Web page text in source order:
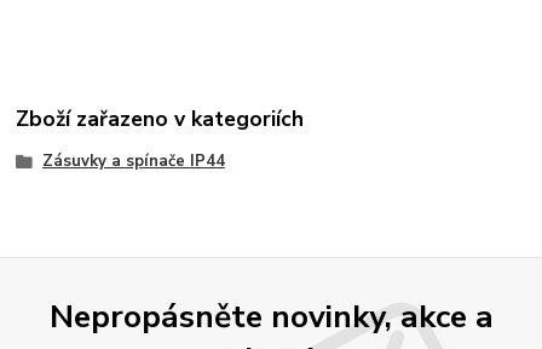
Zboží zařazeno v kategoriích
Zásuvky a spínače IP44
Nepropásněte novinky, akce a